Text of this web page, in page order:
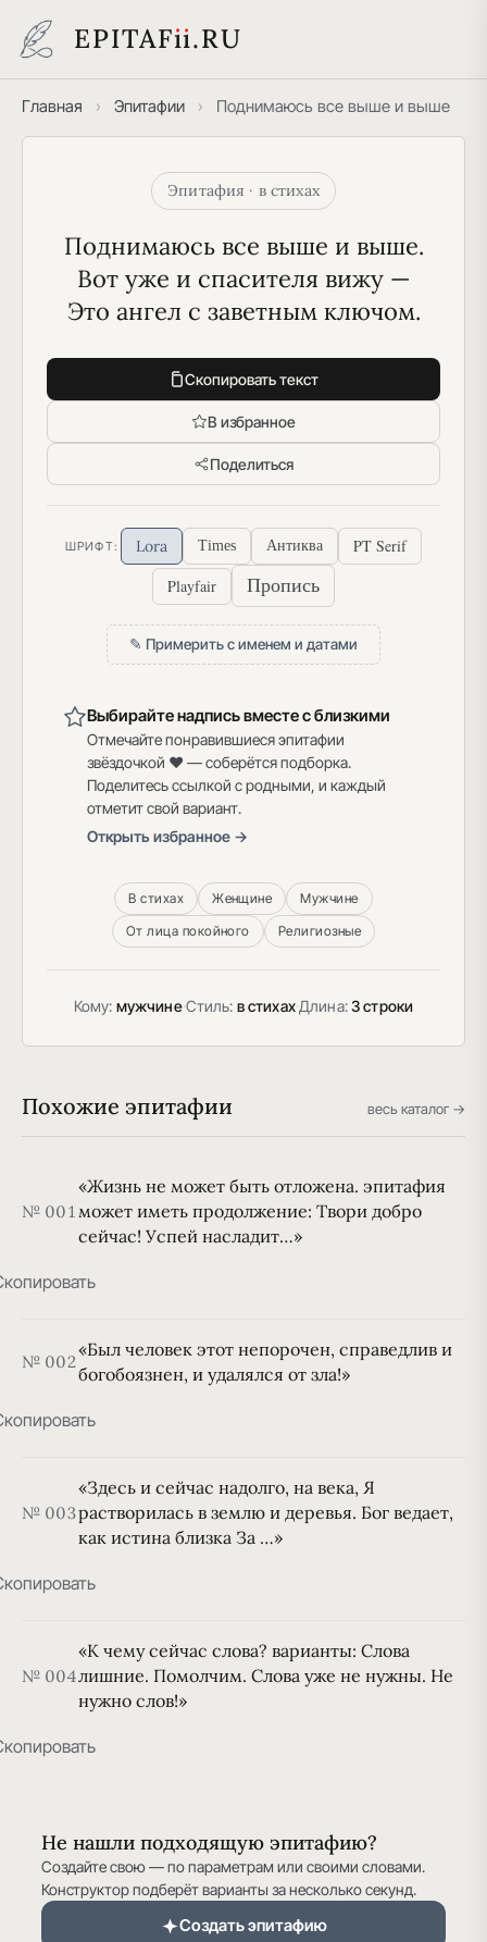
EPITAFii.RU
Главная › Эпитафии › Поднимаюсь все выше и выше
Эпитафия · в стихах
Поднимаюсь все выше и выше.
Вот уже и спасителя вижу —
Это ангел с заветным ключом.
Скопировать текст
В избранное
Поделиться
ШРИФТ: Lora Times Антиква
PT Serif
Playfair
Пропись
✎ Примерить с именем и датами
Выбирайте надпись вместе с близкими
Отмечайте понравившиеся эпитафии
звёздочкой ♥ — соберётся подборка.
Поделитесь ссылкой с родными, и каждый
отметит свой вариант.
Открыть избранное →
В стихах Женщине
Мужчине
От лица покойного
Религиозные
Кому: мужчине·Стиль: в стихах·Длина:3 строки
Похожие эпитафии весь каталог →
№ 001
«Жизнь не может быть отложена. эпитафия
может иметь продолжение: Твори добро
сейчас! Успей насладит…»
№ 002
«Был человек этот непорочен, справедлив и
богобоязнен, и удалялся от зла!»
№ 003
«Здесь и сейчас надолго, на века, Я
растворилась в землю и деревья. Бог ведает,
как истина близка За …»
№ 004
«К чему сейчас слова? варианты: Слова
лишние. Помолчим. Слова уже не нужны. Не
нужно слов!»
Не нашли подходящую эпитафию?
Создайте свою — по параметрам или своими словами.
Конструктор подберёт варианты за несколько секунд.
Создать эпитафию